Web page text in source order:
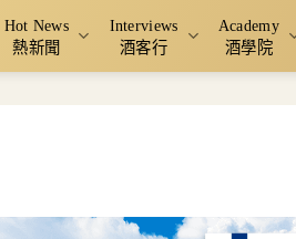
Hot News
熱新聞
Interviews
酒客行
Academy
酒學院